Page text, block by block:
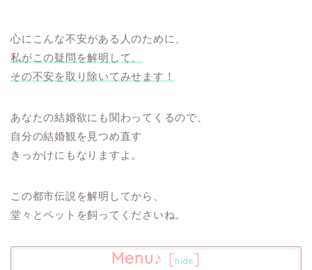
心にこんな不安がある人のために、
私がこの疑問を解明して、
その不安を取り除いてみせます！
あなたの結婚欲にも関わってくるので、
自分の結婚観を見つめ直す
きっかけにもなりますよ。
この都市伝説を解明してから、
堂々とペットを飼ってくださいね。
Menu♪ [hide]